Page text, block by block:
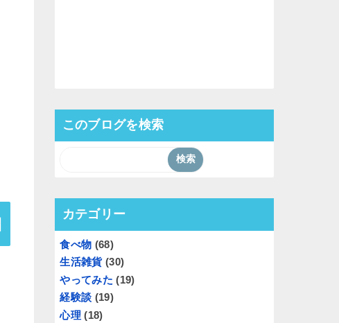
このブログを検索
カテゴリー
食べ物 (68)
生活雑貨 (30)
やってみた (19)
経験談 (19)
心理 (18)